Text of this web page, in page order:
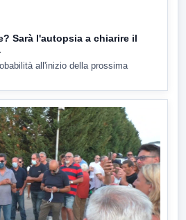
Sarà l'autopsia a chiarire il
all'inizio della prossima